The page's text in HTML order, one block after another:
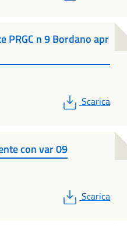
PRGC n 9 Bordano apr
PDF
Scarica
con var 09
PDF
Scarica